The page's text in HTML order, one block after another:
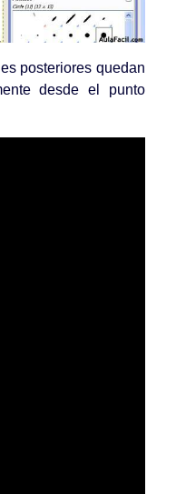
posteriores quedan
desde el punto